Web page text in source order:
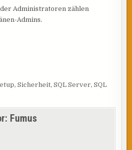
Administratoren zählen
Admins.
,Sicherheit,SQL Server,SQL
Fumus